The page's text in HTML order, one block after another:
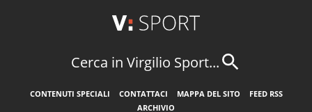
Cerca in Virgilio Sport...
CONTENUTI SPECIALI CONTATTACI MAPPA DEL SITO
FEED RSS
ARCHIVIO